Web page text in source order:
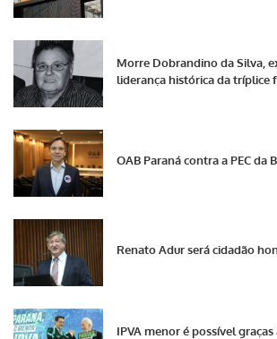
Morre Dobrandino da Silva,
liderança histórica da tríplice
OAB Paraná contra a PEC da
Renato Adur será cidadão
IPVA menor é possível